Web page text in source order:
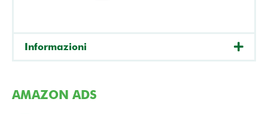
Informazioni
AMAZON ADS